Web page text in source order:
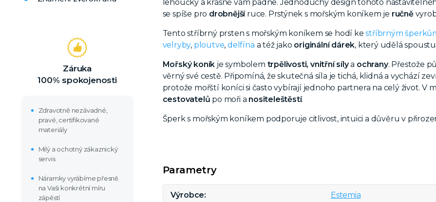
Záruka
100% spokojenosti
Zdravotně nezávadné,
pravé, certifikované
materiály
Milý a ochotný zákaznický
servis
Náramky vyrábíme přesně
na Vaši konkrétní míru
zápěstí
lehoučký a krásně vám padne. Jednoduchý design tohoto
se spíše pro drobnějšíruce. Prstýnek s mořským koníkem je ručně
Tento stříbrný prsten s mořským koníkem se hodí kestříbrným
velryby, ploutve,delfína a též jako originální dárek, který udělá spoustu
Mořský koník je symbolem trpělivosti, vnitřní sílya ochrany. Přestože
věrný své cestě. Připomíná, že skutečná síla je tichá, klidná a vychází
protože mořští koníci si často vybírají jednoho partnera na celý život. V
cestovatelů po moři a nositeleštěstí.
Šperk s mořským koníkem podporuje citlivost, intuici a důvěru v
Parametry
Výrobce Estemia